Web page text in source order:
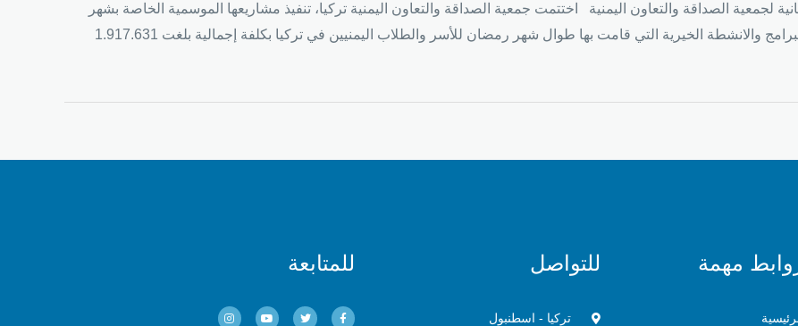
اختتام المشاريع الرمضانية لجمعية الصداقة والتعاون اليمنية اختتمت جمعية الصداقة والتعاون اليمنية تركيا، تنفيذ مشاريعها الموسمية الخاصة بشهر
رمضان المبارك لعام 1443هـ/2022م والمتضمنة عدداً من البرامج والانشطة الخيرية التي قامت بها طوال شهر رمضان للأسر والطلاب اليمنيين في تركيا بكلفة إجمالية بلغت 1.917.631
مهمة للتواصل
تركيا - اسطنبول
للمتابعة